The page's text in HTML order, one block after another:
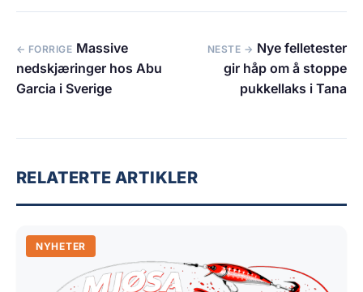
← FORRIGE Massive
nedskjæringer hos Abu
Garcia i Sverige
NESTE → Nye felletester
gir håp om å stoppe
pukkellaks i Tana
RELATERTE ARTIKLER
NYHETER